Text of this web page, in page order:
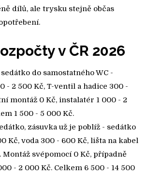
dílů, ale trysku stejně občas
v ČR 2026
do samostatného WC -
- 2 500 Kč, T-ventil a hadice 300 -
montáž 0 Kč, instalatér 1 000 - 2
1 500 - 5 000 Kč.
zásuvka už je poblíž - sedátko
Kč, voda 300 - 600 Kč, lišta na kabel
Montáž svépomocí 0 Kč, případně
- 2 000 Kč. Celkem 6 500 - 14 500